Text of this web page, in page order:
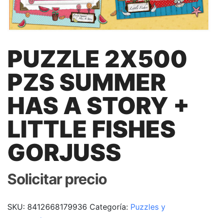
PUZZLE 2X500
PZS SUMMER
HAS A STORY +
LITTLE FISHES
GORJUSS
Solicitar precio
SKU: 8412668179936 Categoría: Puzzles y